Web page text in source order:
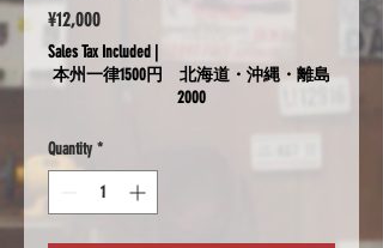
¥12,000Price
Sales Tax Included
本州一律1500円 北海道・沖縄・離島
2000
Quantity *